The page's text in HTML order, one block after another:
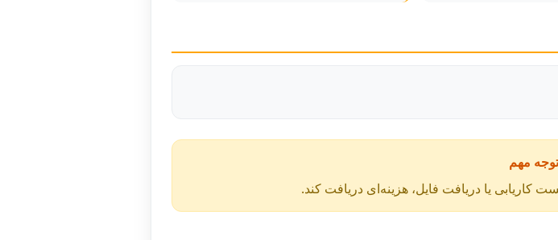
مهم
کاریابی یا دریافت فایل، هزینه‌ای دریافت کند.